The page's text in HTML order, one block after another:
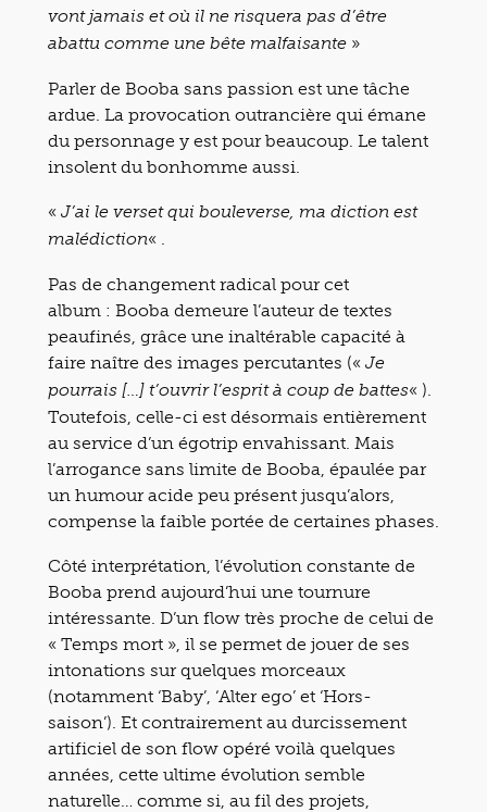
vont jamais et où il ne risquera pas d’être
abattu comme une bête malfaisante »
Parler de Booba sans passion est une tâche
ardue. La provocation outrancière qui émane
du personnage y est pour beaucoup. Le talent
insolent du bonhomme aussi.
« J’ai le verset qui bouleverse, ma diction est
malédiction« .
Pas de changement radical pour cet
album : Booba demeure l’auteur de textes
peaufinés, grâce une inaltérable capacité à
faire naître des images percutantes (« Je
pourrais […] t’ouvrir l’esprit à coup de battes« ).
Toutefois, celle-ci est désormais entièrement
au service d’un égotrip envahissant. Mais
l’arrogance sans limite de Booba, épaulée par
un humour acide peu présent jusqu’alors,
compense la faible portée de certaines phases.
Côté interprétation, l’évolution constante de
Booba prend aujourd’hui une tournure
intéressante. D’un flow très proche de celui de
« Temps mort » , il se permet de jouer de ses
intonations sur quelques morceaux
(notamment ‘Baby’, ‘Alter ego’ et ‘Hors-
saison’). Et contrairement au durcissement
artificiel de son flow opéré voilà quelques
années, cette ultime évolution semble
naturelle… comme si, au fil des projets,